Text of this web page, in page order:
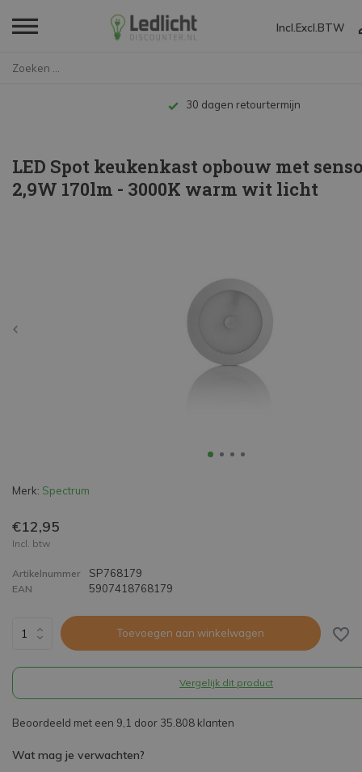
Incl. Excl. BTW
Tot 10 jaar garantie
LED Spot keukenkast opbouw met
2,9W 170lm - 3000K warm wit licht
Merk: Spectrum
€12,95
Incl. btw
Artikelnummer SP768179
EAN 5907418768179
Toevoegen aan winkelwagen
Vergelijk dit product
Beoordeeld met een 9,1 door 35.808 klanten
Wat mag je verwachten?